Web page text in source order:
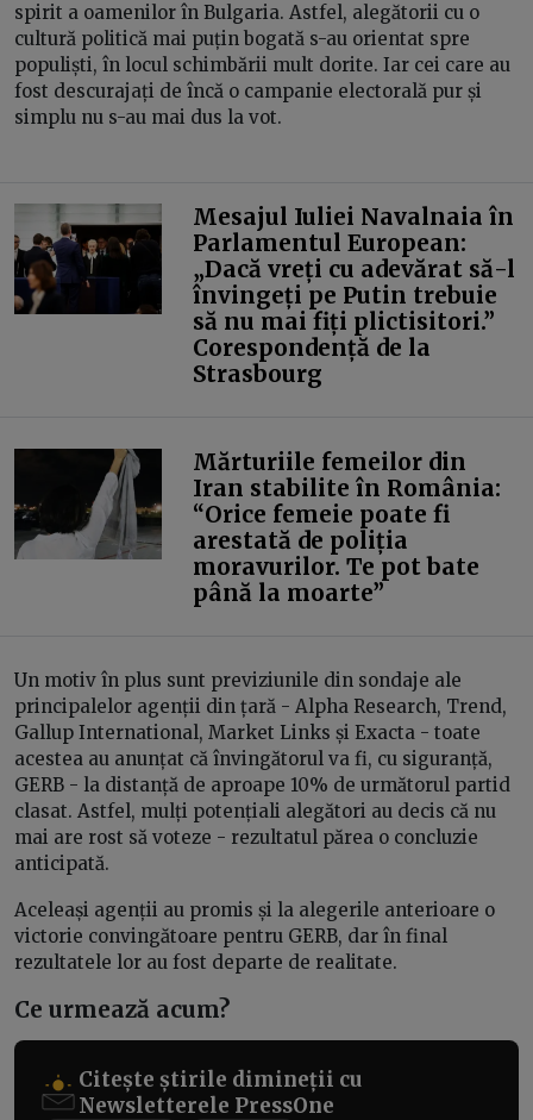
spirit a oamenilor în Bulgaria. Astfel, alegătorii cu o
cultură politică mai puțin bogată s-au orientat spre
populiști, în locul schimbării mult dorite. Iar cei care au
fost descurajați de încă o campanie electorală pur și
simplu nu s-au mai dus la vot.
Mesajul Iuliei Navalnaia în
Parlamentul European:
„Dacă vreți cu adevărat să-l
învingeți pe Putin trebuie
să nu mai fiți plictisitori.”
Corespondență de la
Strasbourg
Mărturiile femeilor din
Iran stabilite în România:
“Orice femeie poate fi
arestată de poliția
moravurilor. Te pot bate
până la moarte”
Un motiv în plus sunt previziunile din sondaje ale
principalelor agenții din țară - Alpha Research, Trend,
Gallup International, Market Links și Exacta - toate
acestea au anunțat că învingătorul va fi, cu siguranță,
GERB - la distanță de aproape 10% de următorul partid
clasat. Astfel, mulți potențiali alegători au decis că nu
mai are rost să voteze - rezultatul părea o concluzie
anticipată.
Aceleași agenții au promis și la alegerile anterioare o
victorie convingătoare pentru GERB, dar în final
rezultatele lor au fost departe de realitate.
Ce urmează acum?
Citește știrile dimineții cu
Newsletterele PressOne